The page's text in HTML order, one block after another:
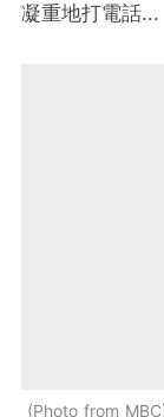
凝重地打電話...
Photo from MBC